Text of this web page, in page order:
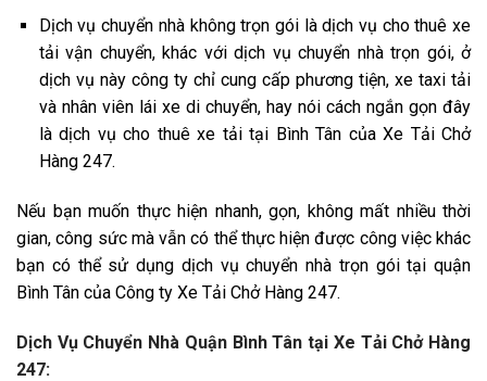
Dịch vụ chuyển nhà không trọn gói là dịch vụ cho thuê xe
tải vận chuyển, khác với dịch vụ chuyển nhà trọn gói, ở
dịch vụ này công ty chỉ cung cấp phương tiện, xe taxi tải
và nhân viên lái xe di chuyển, hay nói cách ngắn gọn đây
là dịch vụ cho thuê xe tải tại Bình Tân của Xe Tải Chở
Hàng 247.
Nếu bạn muốn thực hiện nhanh, gọn, không mất nhiều thời
gian, công sức mà vẫn có thể thực hiện được công việc khác
bạn có thể sử dụng dịch vụ chuyển nhà trọn gói tại quận
Bình Tân của Công ty Xe Tải Chở Hàng 247.
Dịch Vụ Chuyển Nhà Quận Bình Tân tại Xe Tải Chở Hàng
247: